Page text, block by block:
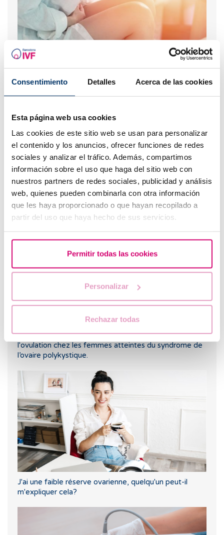
Consentimiento Detalles Acerca de las cookies
Esta página web usa cookies
Las cookies de este sitio web se usan para personalizar
el contenido y los anuncios, ofrecer funciones de redes
sociales y analizar el tráfico. Además, compartimos
información sobre el uso que haga del sitio web con
nuestros partners de redes sociales, publicidad y análisis
web, quienes pueden combinarla con otra información
que les haya proporcionado o que hayan recopilado a
partir del uso que haya hecho de sus servicios.
Permitir todas las cookies
Personalizar
Rechazar todas
Trompes bouchées: solution?
Les symptômes lors de l´implantation de l´embryon
Le létrozole, la meilleure alternative pour induire
l'ovulation chez les femmes atteintes du syndrome de
l’ovaire polykystique.
J'ai une faible réserve ovarienne, quelqu'un peut-il
m'expliquer cela?